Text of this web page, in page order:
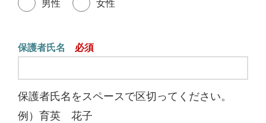
保護者氏名
保護者氏名をスペースで区切ってください。
例）育英 花子